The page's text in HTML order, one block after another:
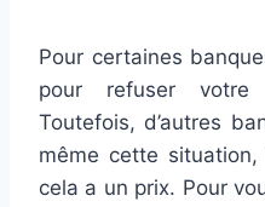
Pour certaines
pour refuser
Toutefois, d’autres
même cette
cela a un prix. Pour